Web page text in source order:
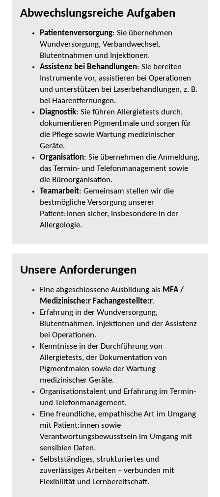
Abwechslungsreiche Aufgaben
Patientenversorgung: Sie übernehmen
Wundversorgung, Verbandwechsel,
Blutentnahmen und Injektionen.
Assistenz bei Behandlungen: Sie bereiten
Instrumente vor, assistieren bei Operationen
und unterstützen bei Laserbehandlungen, z. B.
bei Haarentfernungen.
Diagnostik: Sie führen Allergietests durch,
dokumentieren Pigmentmale und sorgen für
die Pflege sowie Wartung medizinischer
Geräte.
Organisation: Sie übernehmen die Anmeldung,
das Termin- und Telefonmanagement sowie
die Büroorganisation.
Teamarbeit: Gemeinsam stellen wir die
bestmögliche Versorgung unserer
Patient:innen sicher, insbesondere in der
Allergologie.
Unsere Anforderungen
Eine abgeschlossene Ausbildung als MFA /
Medizinische:r Fachangestellte:r.
Erfahrung in der Wundversorgung,
Blutentnahmen, Injektionen und der Assistenz
bei Operationen.
Kenntnisse in der Durchführung von
Allergietests, der Dokumentation von
Pigmentmalen sowie der Wartung
medizinischer Geräte.
Organisationstalent und Erfahrung im Termin-
und Telefonmanagement.
Eine freundliche, empathische Art im Umgang
mit Patient:innen sowie
Verantwortungsbewusstsein im Umgang mit
sensiblen Daten.
Selbstständiges, strukturiertes und
zuverlässiges Arbeiten – verbunden mit
Flexibilität und Lernbereitschaft.